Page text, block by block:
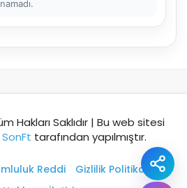
Hakları Saklıdır | Bu web sitesi
SonFt tarafından yapılmıştır.
Reddi
Gizlilik Politikası
🚶 Yürüyüş
rota öner